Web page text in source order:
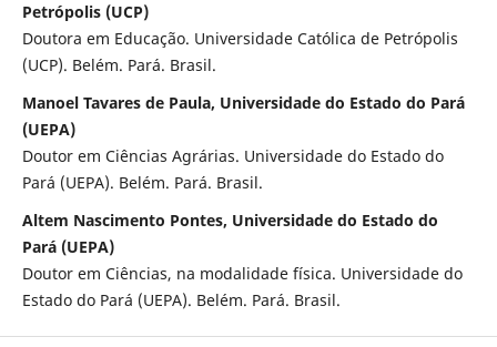
Petrópolis (UCP)
Doutora em Educação. Universidade Católica de Petrópolis
(UCP). Belém. Pará. Brasil.
Manoel Tavares de Paula, Universidade do Estado do Pará
(UEPA)
Doutor em Ciências Agrárias. Universidade do Estado do
Pará (UEPA). Belém. Pará. Brasil.
Altem Nascimento Pontes, Universidade do Estado do
Pará (UEPA)
Doutor em Ciências, na modalidade física. Universidade do
Estado do Pará (UEPA). Belém. Pará. Brasil.